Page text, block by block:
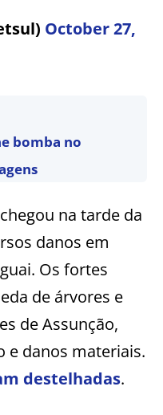
October 27,
bomba no
na tarde da
danos em
Os fortes
de árvores e
de Assunção,
e danos materiais.
destelhadas.